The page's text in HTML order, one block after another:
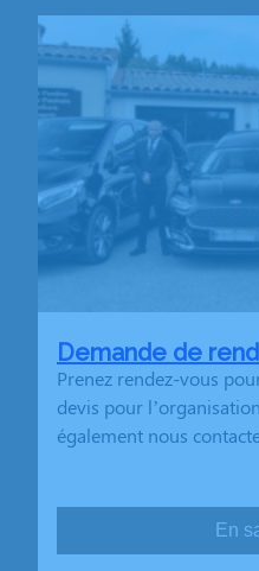
Demande de
Prenez rendez-vous
devis pour
également nous
En